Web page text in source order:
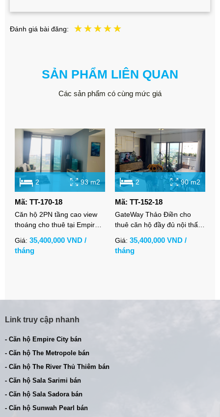
Đánh giá bài đăng:
SẢN PHẨM LIÊN QUAN
Các sản phẩm có cùng mức giá
2 93 m2
Mã: TT-170-18
Căn hộ 2PN tầng cao view
thoáng cho thuê tại Empire
Giá: 35,400,000 VND /
tháng
2 90 m2
Mã: TT-152-18
GateWay Thảo Điền cho
thuê căn hộ đầy đủ nội thất
Giá: 35,400,000 VND /
tháng
Link truy cập nhanh
- Căn hộ Empire City bán
- Căn hộ The Metropole bán
- Căn hộ The River Thủ Thiêm bán
- Căn hộ Sala Sarimi bán
- Căn hộ Sala Sadora bán
- Căn hộ Sunwah Pearl bán